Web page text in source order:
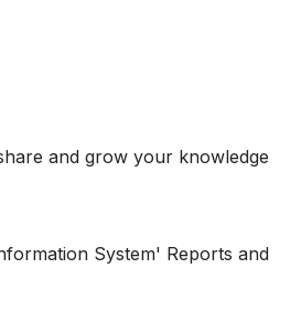
and grow your knowledge
System' Reports and